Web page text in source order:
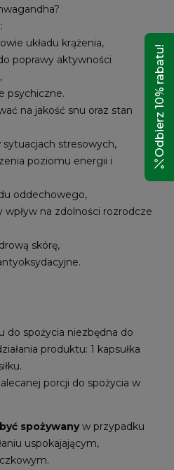
układu krążenia,
poprawy aktywności
psychiczne.
na jakość snu oraz stan
stresowych,
poziomu energii i
oddechowego,
na zdolności rozrodcze
skórę,
do spożycia niezbędna do
produktu: 1 kapsułka
porcji do spożycia w
spożywanyw przypadku
uspokajającym,
Odbierz 10% rabatu!